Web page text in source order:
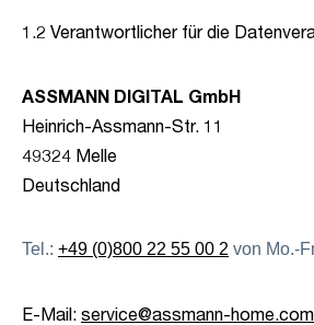
1.2 Verantwortlicher für die
ASSMANN DIGITAL GmbH
Heinrich-Assmann-Str. 11
49324 Melle
Deutschland
Tel.: +49 (0)800 22 55 00 2 von Mo.-
E-Mail: service@assmann-home.com